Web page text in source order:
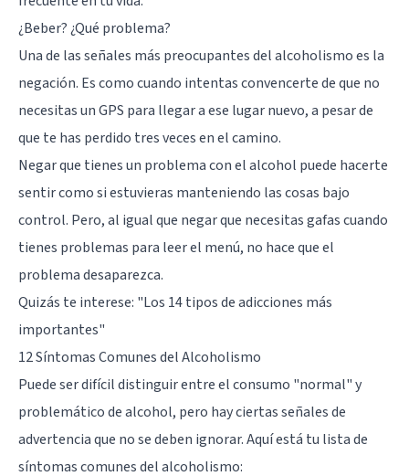
¿Beber? ¿Qué problema?
Una de las señales más preocupantes del alcoholismo es la
negación. Es como cuando intentas convencerte de que no
necesitas un GPS para llegar a ese lugar nuevo, a pesar de
que te has perdido tres veces en el camino.
Negar que tienes un problema con el alcohol puede hacerte
sentir como si estuvieras manteniendo las cosas bajo
control. Pero, al igual que negar que necesitas gafas cuando
tienes problemas para leer el menú, no hace que el
problema desaparezca.
Quizás te interese: "Los 14 tipos de adicciones más
importantes"
12 Síntomas Comunes del Alcoholismo
Puede ser difícil distinguir entre el consumo "normal" y
problemático de alcohol, pero hay ciertas señales de
advertencia que no se deben ignorar. Aquí está tu lista de
síntomas comunes del alcoholismo: